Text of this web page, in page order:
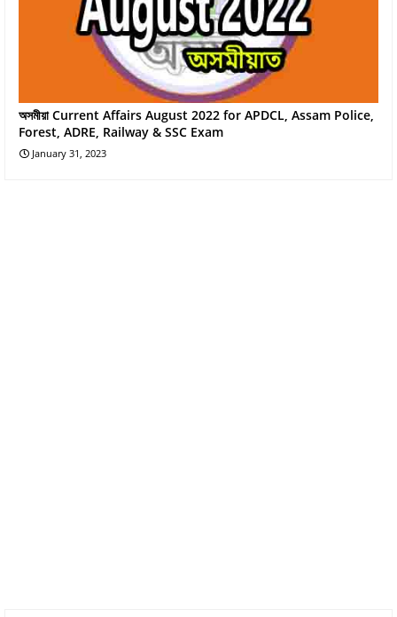
অসমীয়া Current Affairs August 2022 for APDCL, Assam Police,
Forest, ADRE, Railway & SSC Exam
January 31, 2023